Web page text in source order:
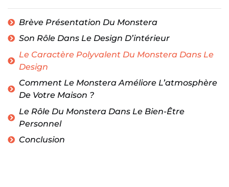
Brève Présentation Du Monstera
Son Rôle Dans Le Design D’intérieur
Le Caractère Polyvalent Du Monstera Dans Le
Design
Comment Le Monstera Améliore L’atmosphère
De Votre Maison ?
Le Rôle Du Monstera Dans Le Bien-Être
Personnel
Conclusion